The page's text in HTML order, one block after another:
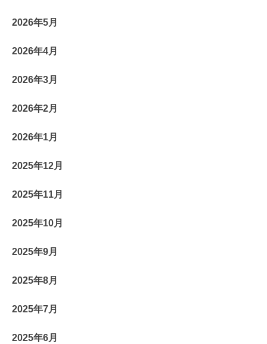
2026年5月
2026年4月
2026年3月
2026年2月
2026年1月
2025年12月
2025年11月
2025年10月
2025年9月
2025年8月
2025年7月
2025年6月